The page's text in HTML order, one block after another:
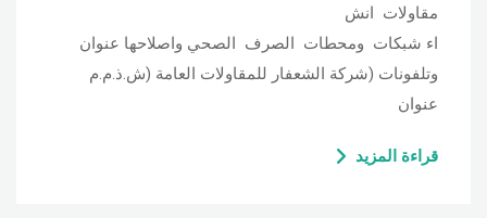
مقاولات انش
اء شبكات ومحطات الصرف الصحي واصلاحها عنوان
وتلفونات (شركة الشعفار للمقاولات العامة (ش.ذ.م.م
عنوان
قراءة المزيد